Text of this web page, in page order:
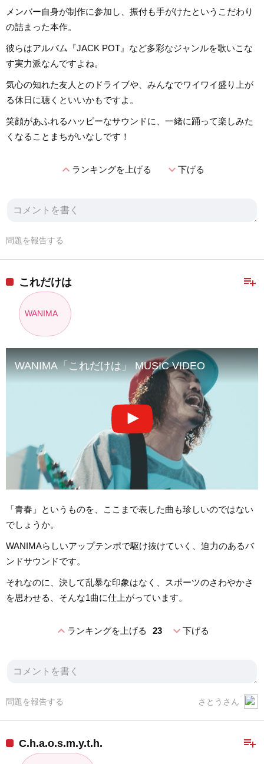
メンバー自身が制作に参加し、振付も手がけたというこだわり
の詰まった本作。
彼らはアルバム『JACK POT』など多彩なジャンルを歌いこな
す実力派なんですよね。
気心の知れた友人とのドライブや、みんなでワイワイ盛り上が
る休日に聴くといいかもですよ。
笑顔があふれるハッピーなサウンドに、一緒に踊って楽しみた
くなることまちがいなしです！
expand_lessランキングを上げる expand_more下げる
問題を報告する
playlist_add
これだけは
WANIMA
WANIMA「これだけは」 MUSIC VIDEO
「青春」というものを、ここまで表した曲も珍しいのではない
でしょうか。
WANIMAらしいアップテンポで駆け抜けていく、迫力のあるバ
ンドサウンドです。
それなのに、決して乱暴な印象はなく、スポーツのさわやかさ
を思わせる、そんな1曲に仕上がっています。
expand_lessランキングを上げる 23 expand_more下げる
さとうさん
問題を報告する
playlist_add
C.h.a.o.s.m.y.t.h.